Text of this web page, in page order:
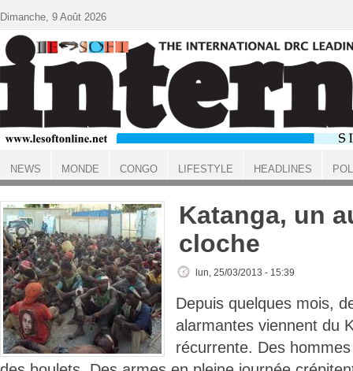
ACCUEIL
Katanga, un
cloche
lun, 25/03/2013 - 15:39
Depuis quelques mois,
alarmantes viennent du
récurrente. Des
Dimanche, 9 Août 2026
NEWS MONDE CONGO LIFESTYLE HEADLINES